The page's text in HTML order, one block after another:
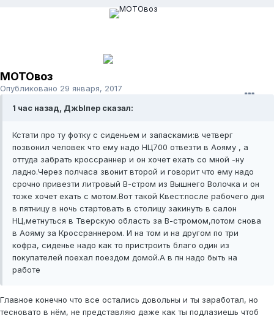
МОТОвоз
Опубликовано 29 января, 2017
1 час назад, ДжЫпер сказал:
Кстати про ту фотку с сиденьем и запасками:в четверг
позвонил человек что ему надо НЦ700 отвезти в Аояму , а
оттуда забрать кроссраннер и он хочет ехать со мной -ну
ладно.Через полчаса звонит второй и говорит что ему надо
срочно привезти литровый В-стром из Вышнего Волочка и он
тоже хочет ехать с мотом.Вот такой Квест:после рабочего дня
в пятницу в ночь стартовать в столицу закинуть в салон
НЦ,метнуться в Тверскую область за В-стромом,потом снова
в Аояму за Кроссраннером. И на том и на другом по три
кофра, сиденье надо как то пристроить благо один из
покупателей поехал поездом домой.А в пн надо быть на
работе
Главное конечно что все остались довольны и ты заработал, но
тесновато в нём, не представляю даже как ты подлазиешь чтоб